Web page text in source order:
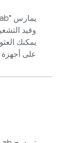
يمارس "
يمكنك
على أجهزة